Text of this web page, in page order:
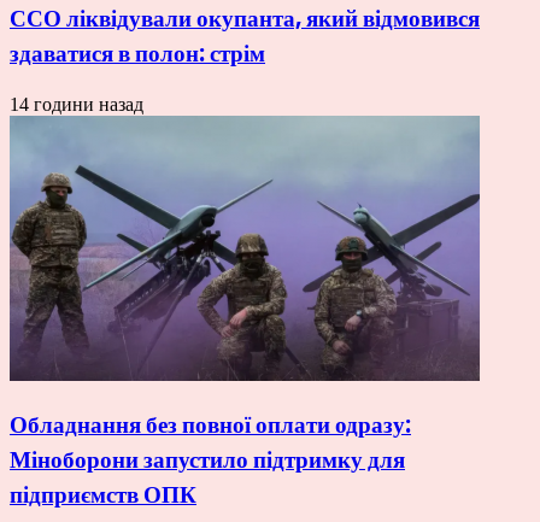
ССО ліквідували окупанта, який відмовився
здаватися в полон: стрім
14 години назад
Обладнання без повної оплати одразу:
Міноборони запустило підтримку для
підприємств ОПК